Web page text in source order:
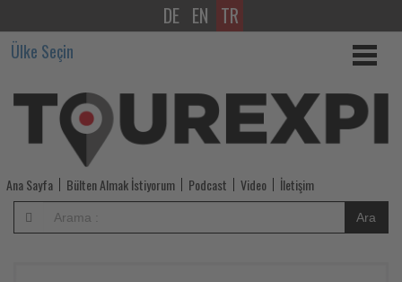
Kongo
Demokratik
Cumhuriyeti
ve
Uganda'da
Ebola
salgını
DE EN TR
Ülke Seçin
Ana Sayfa Bülten Almak İstiyorum Podcast Video İletişim
Ara